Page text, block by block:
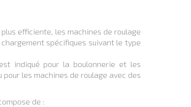
efficiente, les machines de roulage
spécifiques suivant le type
indiqué pour la boulonnerie et les
les machines de roulage avec des
de :